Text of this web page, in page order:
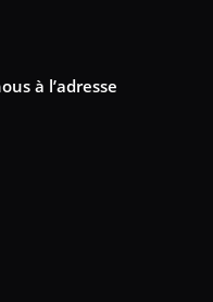
à l’adresse